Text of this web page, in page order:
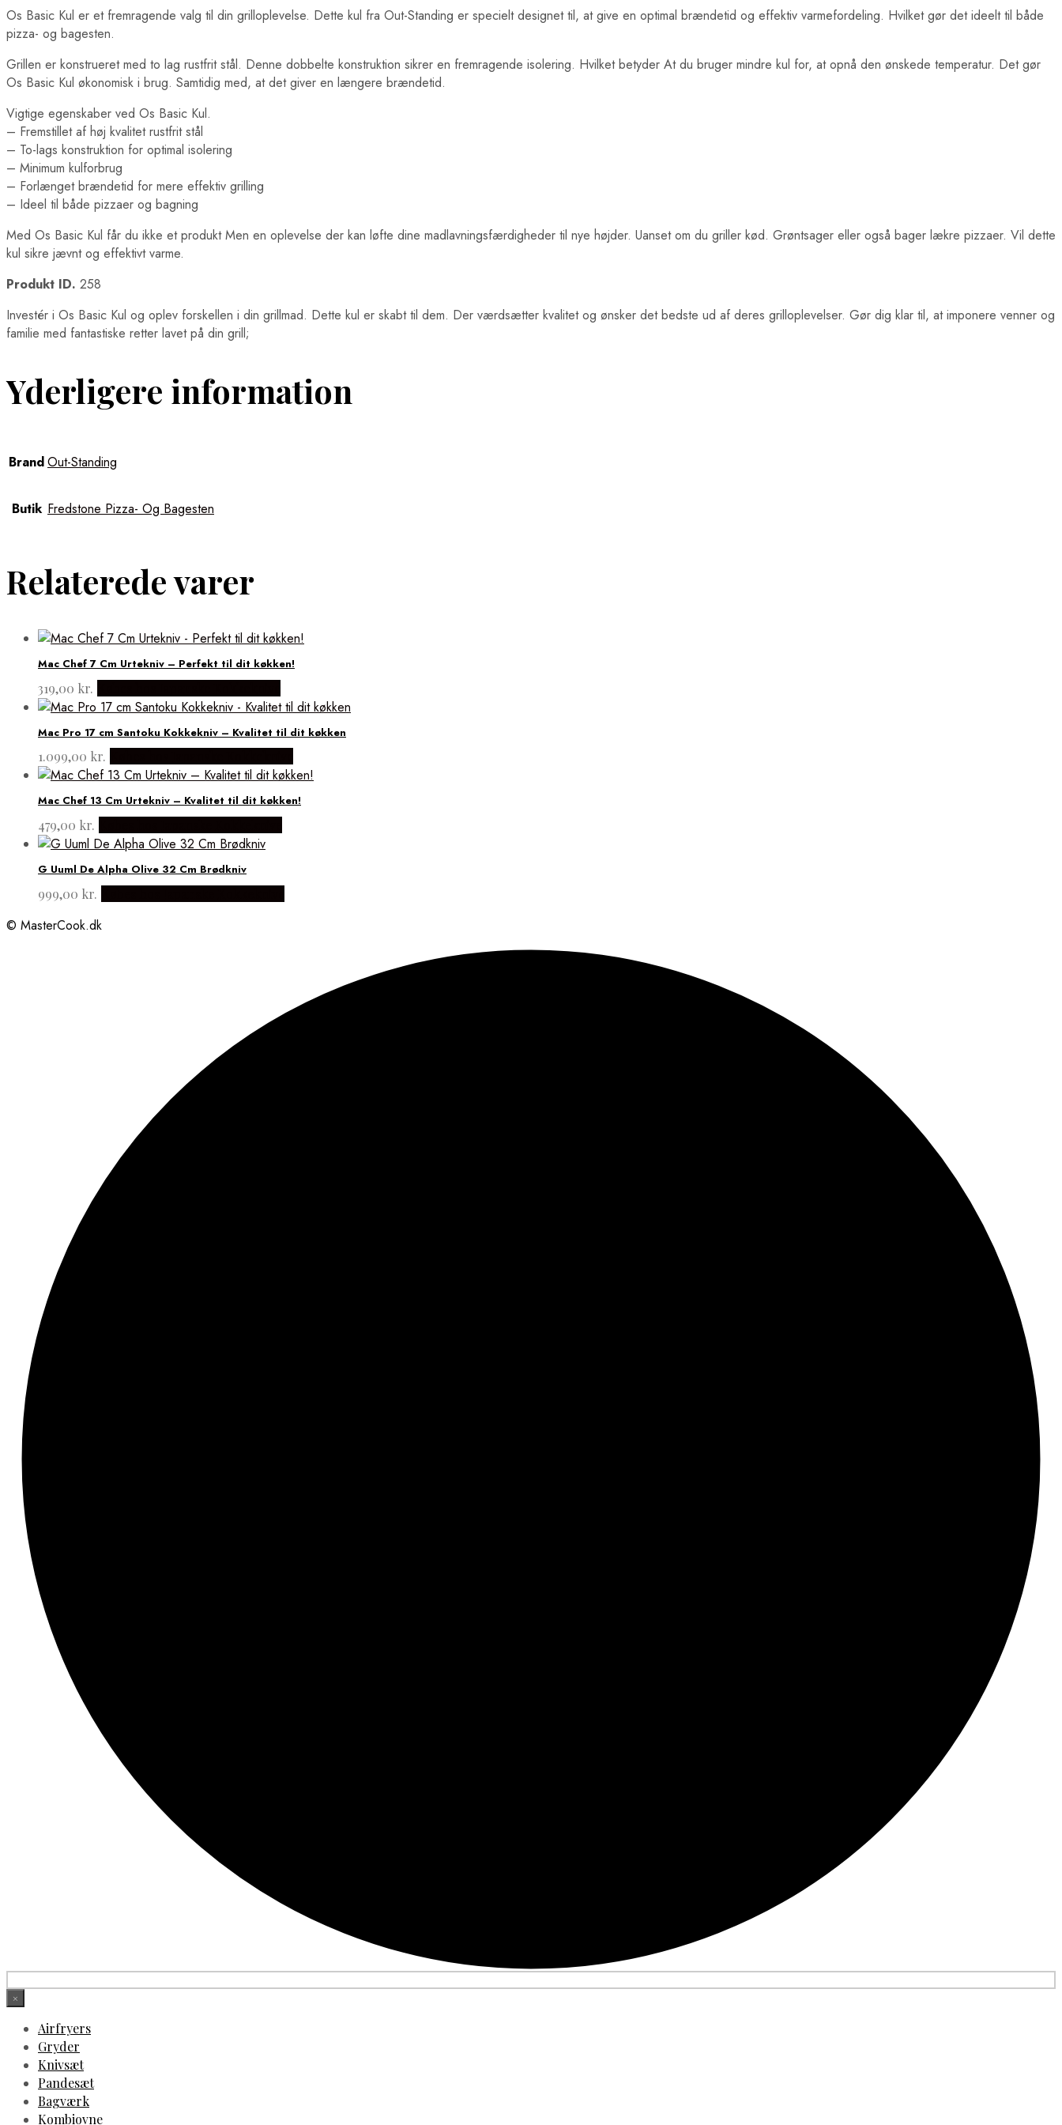
Os Basic Kul er et fremragende valg til din grilloplevelse. Dette kul fra Out-Standing er specielt designet til, at give en optimal brændetid og effektiv varmefordeling. Hvilket gør det ideelt til både
pizza- og bagesten.
Grillen er konstrueret med to lag rustfrit stål. Denne dobbelte konstruktion sikrer en fremragende isolering. Hvilket betyder At du bruger mindre kul for, at opnå den ønskede temperatur. Det gør
Os Basic Kul økonomisk i brug. Samtidig med, at det giver en længere brændetid.
Vigtige egenskaber ved Os Basic Kul.
– Fremstillet af høj kvalitet rustfrit stål
– To-lags konstruktion for optimal isolering
– Minimum kulforbrug
– Forlænget brændetid for mere effektiv grilling
– Ideel til både pizzaer og bagning
Med Os Basic Kul får du ikke et produkt Men en oplevelse der kan løfte dine madlavningsfærdigheder til nye højder. Uanset om du griller kød. Grøntsager eller også bager lækre pizzaer. Vil dette
kul sikre jævnt og effektivt varme.
Produkt ID. 258
Investér i Os Basic Kul og oplev forskellen i din grillmad. Dette kul er skabt til dem. Der værdsætter kvalitet og ønsker det bedste ud af deres grilloplevelser. Gør dig klar til, at imponere venner og
familie med fantastiske retter lavet på din grill;
Yderligere information
BrandOut-Standing
Butik Fredstone Pizza- Og Bagesten
Relaterede varer
Mac Chef 7 Cm Urtekniv – Perfekt til dit køkken!
319,00 kr.
Mac Pro 17 cm Santoku Kokkekniv – Kvalitet til dit køkken
1.099,00 kr.
Mac Chef 13 Cm Urtekniv – Kvalitet til dit køkken!
479,00 kr.
G Uuml De Alpha Olive 32 Cm Brødkniv
999,00 kr.
© MasterCook.dk
×
Airfryers
Gryder
Knivsæt
Pandesæt
Bagværk
Kombiovne